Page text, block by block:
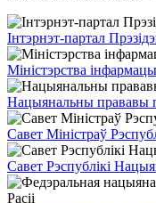
Інтэрнэт-партал
Міністэрства
Нацыянальны прававы
Савет Міністраў
Савет Рэспублікі